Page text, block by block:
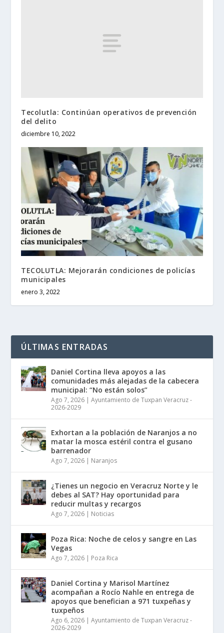
Tecolutla: Continúan operativos de prevención
del delito
diciembre 10, 2022
TECOLUTLA: Mejorarán condiciones de policías
municipales
enero 3, 2022
ÚLTIMAS ENTRADAS
Daniel Cortina lleva apoyos a las
comunidades más alejadas de la cabecera
municipal: “No están solos”
Ago 7, 2026 |Ayuntamiento de Tuxpan Veracruz -
2026-2029
Exhortan a la población de Naranjos a no
matar la mosca estéril contra el gusano
barrenador
Ago 7, 2026 Naranjos
¿Tienes un negocio en Veracruz Norte y le
debes al SAT? Hay oportunidad para
reducir multas y recargos
Ago 7, 2026 Noticias
Poza Rica: Noche de celos y sangre en Las
Vegas
Ago 7, 2026 Poza Rica
Daniel Cortina y Marisol Martínez
acompañan a Rocío Nahle en entrega de
apoyos que benefician a 971 tuxpeñas y
tuxpeños
Ago 6, 2026 |Ayuntamiento de Tuxpan Veracruz -
2026-2029